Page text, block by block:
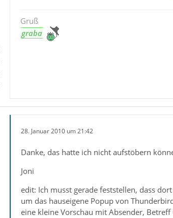
Gruß
graba
28. Januar 2010 um 21:42
Danke, das hatte ich nicht aufstöbern
Joni
edit: Ich musst gerade feststellen, dass
um das hauseigene Popup von
eine kleine Vorschau mit Absender,